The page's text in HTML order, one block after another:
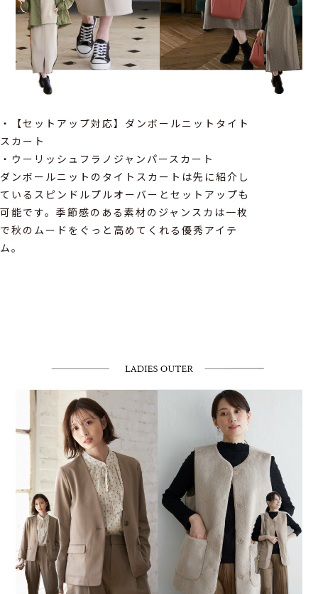
・【セットアップ対応】ダンボールニットタイト
スカート
・ウーリッシュフラノジャンパースカート
ダンボールニットのタイトスカートは先に紹介し
ているスピンドルプルオーバーとセットアップも
可能です。季節感のある素材のジャンスカは一枚
で秋のムードをぐっと高めてくれる優秀アイテ
ム。